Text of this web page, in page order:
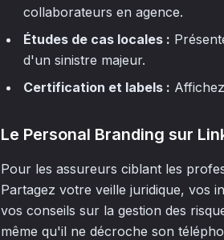
collaborateurs en agence.
Études de cas locales :
d'un sinistre majeur.
Certification et labels :
Le Personal Branding sur
Pour les assureurs ciblant les
Partagez votre veille juridique, vos
vos conseils sur la gestion des
même qu'il ne décroche son